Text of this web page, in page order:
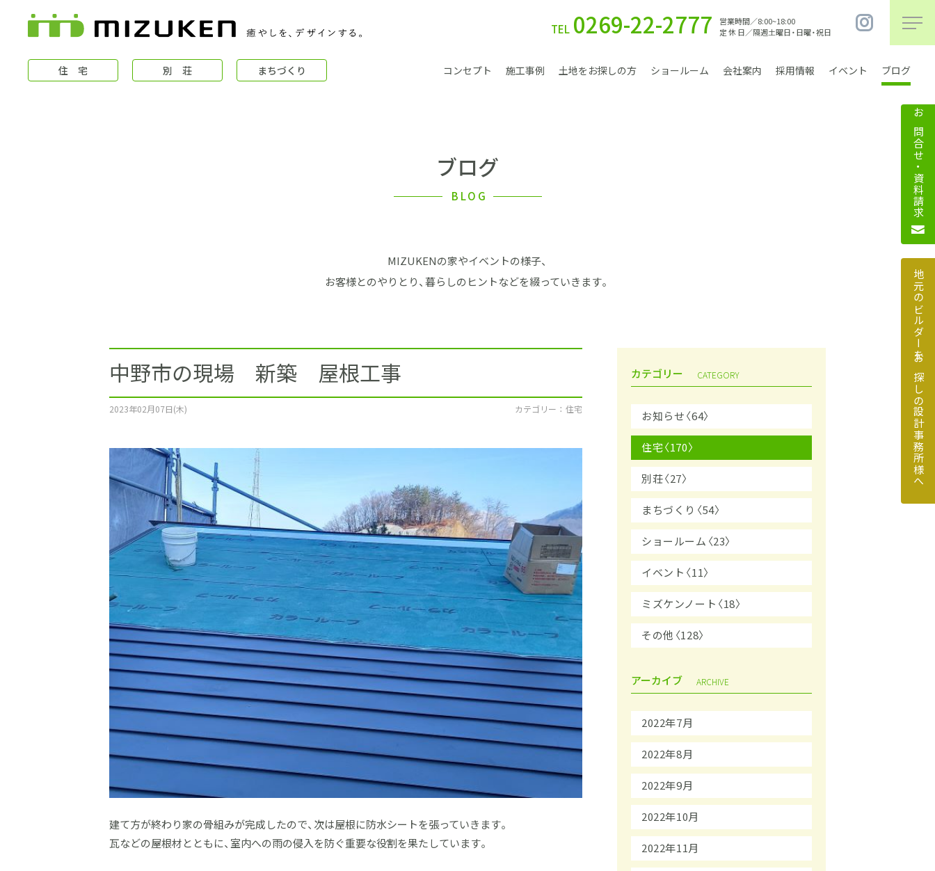
TEL 0269-22-2777
営業時間／8:00~18:00
定 休 日／隔週土曜日・日曜・祝日
住 宅 別 荘 まちづくり コンセプト 施工事例 土地をお探しの方 ショールーム 会社案内 採用情報 イベント ブログ
別 荘
会社案内
土地をお探しの方
ショールーム ブログ
お探しの設計事務所様へ
ブログ
BLOG
MIZUKENの家やイベントの様子、
お客様とのやりとり、暮らしのヒントなどを綴っていきます。
中野市の現場 新築 屋根工事
2023年02月07日(木) カテゴリー ： 住宅
建て方が終わり家の骨組みが完成したので、次は屋根に防水シートを張っていきます。
瓦などの屋根材とともに、室内への雨の侵入を防ぐ重要な役割を果たしています。
カテゴリー CATEGORY
お知らせ〈64〉
住宅〈170〉
別荘〈27〉
まちづくり〈54〉
ショールーム〈23〉
イベント〈11〉
ミズケンノート〈18〉
その他〈128〉
アーカイブ ARCHIVE
2022年7月
2022年8月
2022年9月
2022年10月
2022年11月
お問合せ・資料請求
地元のビルダーをお探しの設計事務所様へ